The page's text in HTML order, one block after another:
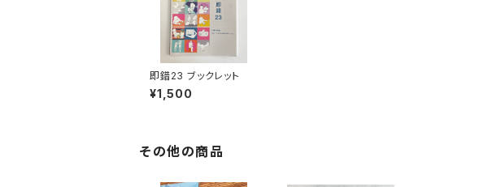
即錯23 ブックレット
¥1,500
その他の商品